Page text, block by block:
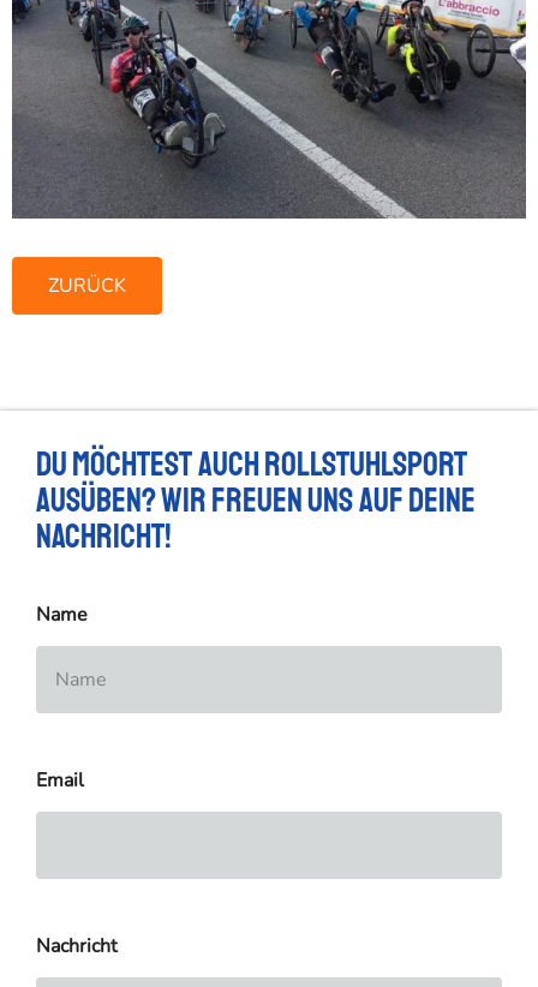
ZURÜCK
Du möchtest auch Rollstuhlsport
ausüben? Wir freuen uns auf deine
Nachricht!
Name
Email
Nachricht